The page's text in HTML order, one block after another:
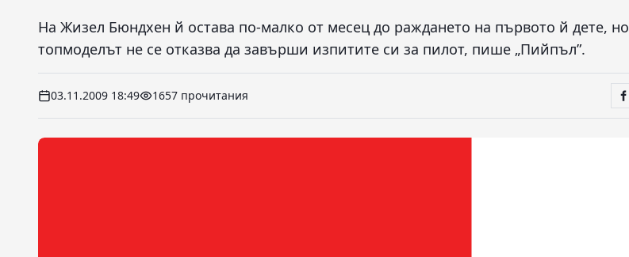
На Жизел Бюндхен й остава по-малко от месец до раждането на първото й дете, но
топмоделът не се отказва да завърши изпитите си за пилот, пише „Пийпъл”.
03.11.2009 18:49 1657 прочитания